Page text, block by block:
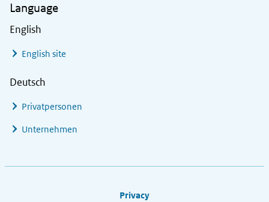
Language
English
English site
Deutsch
Privatpersonen
Unternehmen
Privacy